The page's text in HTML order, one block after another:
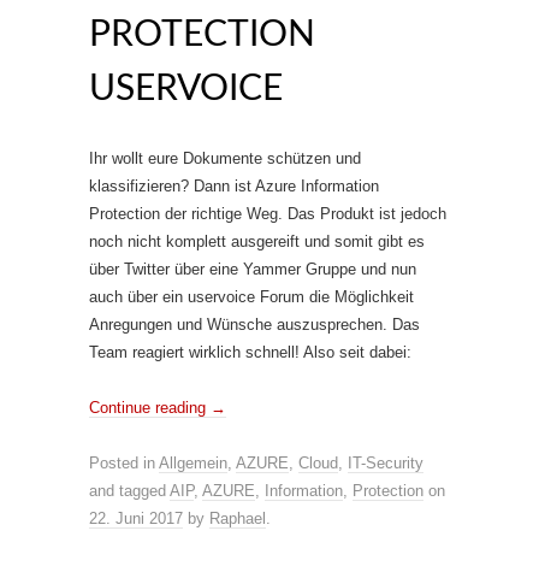
PROTECTION
USERVOICE
Ihr wollt eure Dokumente schützen und
klassifizieren? Dann ist Azure Information
Protection der richtige Weg. Das Produkt ist jedoch
noch nicht komplett ausgereift und somit gibt es
über Twitter über eine Yammer Gruppe und nun
auch über ein uservoice Forum die Möglichkeit
Anregungen und Wünsche auszusprechen. Das
Team reagiert wirklich schnell! Also seit dabei:
Continue reading →
Posted in Allgemein, AZURE, Cloud, IT-Security
and tagged AIP, AZURE, Information, Protection on
22. Juni 2017 by Raphael .